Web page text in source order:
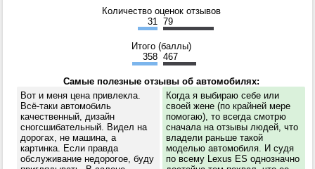
Количество оценок отзывов
31
79
Итого (баллы)
358 467
Самые полезные отзывы об автомобилях:
Вот и меня цена привлекла.
Всё-таки автомобиль
качественный, дизайн
сногсшибательный. Видел на
дорогах, не машина, а
картинка. Если правда
обслуживание недорогое, буду
Когда я выбираю себе или
своей жене (по крайней мере
помогаю), то всегда смотрю
сначала на отзывы людей, что
владели раньше такой
моделью автомобиля. И судя
по всему Lexus ES однозначно